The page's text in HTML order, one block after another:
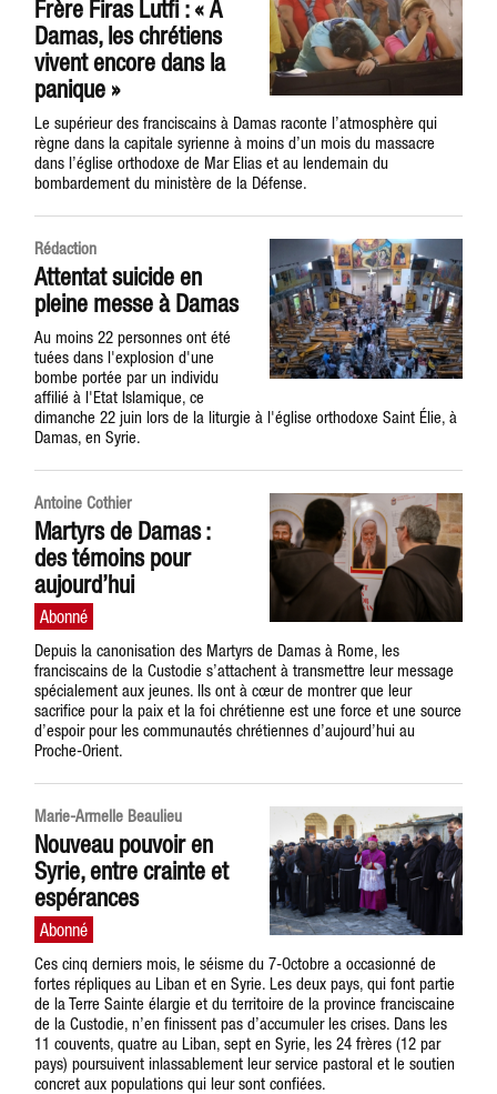
Frère Firas Lutfi : « À
Damas, les chrétiens
vivent encore dans la
panique »
Le supérieur des franciscains à Damas raconte l’atmosphère qui
règne dans la capitale syrienne à moins d’un mois du massacre
dans l’église orthodoxe de Mar Elias et au lendemain du
bombardement du ministère de la Défense.
Rédaction
Attentat suicide en
pleine messe à Damas
Au moins 22 personnes ont été
tuées dans l'explosion d'une
bombe portée par un individu
affilié à l'Etat Islamique, ce
dimanche 22 juin lors de la liturgie à l'église orthodoxe Saint Élie, à
Damas, en Syrie.
Antoine Cothier
Martyrs de Damas :
des témoins pour
aujourd’hui
Depuis la canonisation des Martyrs de Damas à Rome, les
franciscains de la Custodie s’attachent à transmettre leur message
spécialement aux jeunes. Ils ont à cœur de montrer que leur
sacrifice pour la paix et la foi chrétienne est une force et une source
d’espoir pour les communautés chrétiennes d’aujourd’hui au
Proche-Orient.
Marie-Armelle Beaulieu
Nouveau pouvoir en
Syrie, entre crainte et
espérances
Ces cinq derniers mois, le séisme du 7-Octobre a occasionné de
fortes répliques au Liban et en Syrie. Les deux pays, qui font partie
de la Terre Sainte élargie et du territoire de la province franciscaine
de la Custodie, n’en finissent pas d’accumuler les crises. Dans les
11 couvents, quatre au Liban, sept en Syrie, les 24 frères (12 par
pays) poursuivent inlassablement leur service pastoral et le soutien
concret aux populations qui leur sont confiées.